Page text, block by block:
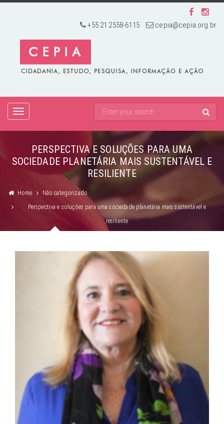
+55 21 2558-6115 cepia@cepia.org.br
TOGGLE
PERSPECTIVA E SOLUÇÕES PARA UMA
SOCIEDADE PLANETÁRIA MAIS SUSTENTÁVEL E
RESILIENTE
Home
Não categorizado
Perspectiva e soluções para uma sociedade planetária mais sustentável e
resiliente